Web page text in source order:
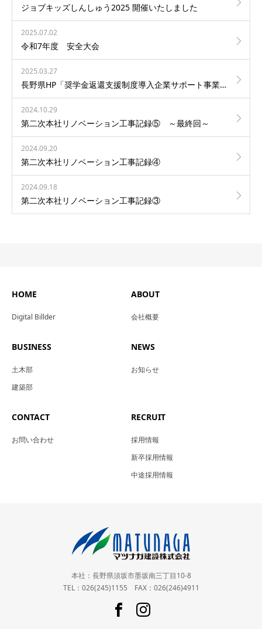
ジョブキッズしんしゅう2025 開催いたしました
2025.07.02
令和7年度 安全大会
2025.03.27
長野県HP「奨学金返還支援制度導入企業サポート事業」ページに当社社員が掲載されました！
2024.10.29
第二次本社リノベーション工事記録⑤ ～最終回～
2024.09.20
第二次本社リノベーション工事記録④
2024.09.18
第二次本社リノベーション工事記録③
HOME
Digital Billder
ABOUT
会社概要
BUSINESS
土木部
建築部
NEWS
お知らせ
CONTACT
お問い合わせ
RECRUIT
採用情報
新卒採用情報
中途採用情報
本社：長野県須坂市墨坂南三丁目10-8
TEL：026(245)1155 FAX：026(246)4911